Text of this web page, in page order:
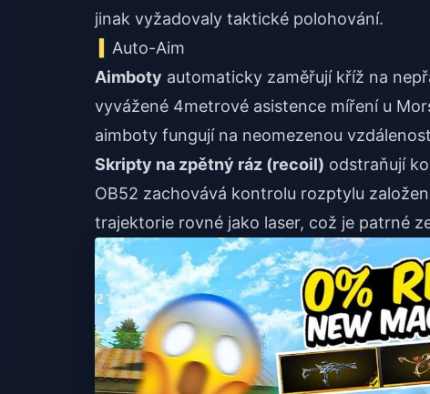
jinak vyžadovaly taktické polohování.
Auto-Aim
Aimboty automaticky zaměřují kříž na
vyvážené 4metrové asistence míření u
aimboty fungují na neomezenou
Skripty na zpětný ráz (recoil) odstraňují
OB52 zachovává kontrolu rozptylu
trajektorie rovné jako laser, což je patrné